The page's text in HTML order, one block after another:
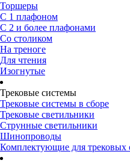
Торшеры
С 1 плафоном
С 2 и более плафонами
Со столиком
На треноге
Для чтения
Изогнутые
Трековые системы
Трековые системы в сборе
Трековые светильники
Струнные светильники
Шинопроводы
Комплектующие для трековых